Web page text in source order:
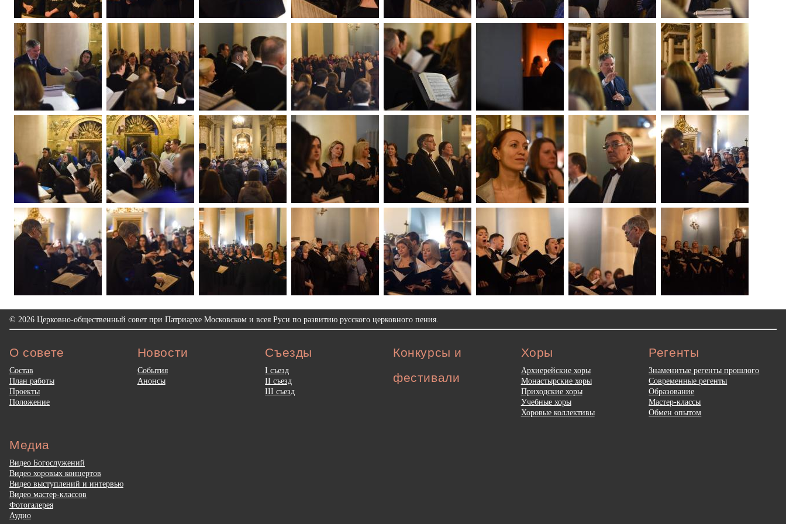
© 2026 Церковно-общественный совет при Патриархе Московском и всея Руси по развитию русского церковного пения.
О совете
Состав
План работы
Проекты
Положение
Новости
События
Анонсы
Съезды
I съезд
II съезд
III съезд
Конкурсы и
фестивали
Хоры
Архиерейские хоры
Монастырские хоры
Приходские хоры
Учебные хоры
Хоровые коллективы
Регенты
Знаменитые регенты прошлого
Современные регенты
Образование
Мастер-классы
Обмен опытом
Медиа
Видео Богослужений
Видео хоровых концертов
Видео выступлений и интервью
Видео мастер-классов
Фотогалерея
Аудио